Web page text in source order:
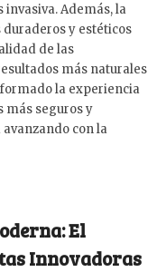
Además, la
y estéticos
de las
más naturales
la experiencia
más seguros y
con la
El
Innovadoras